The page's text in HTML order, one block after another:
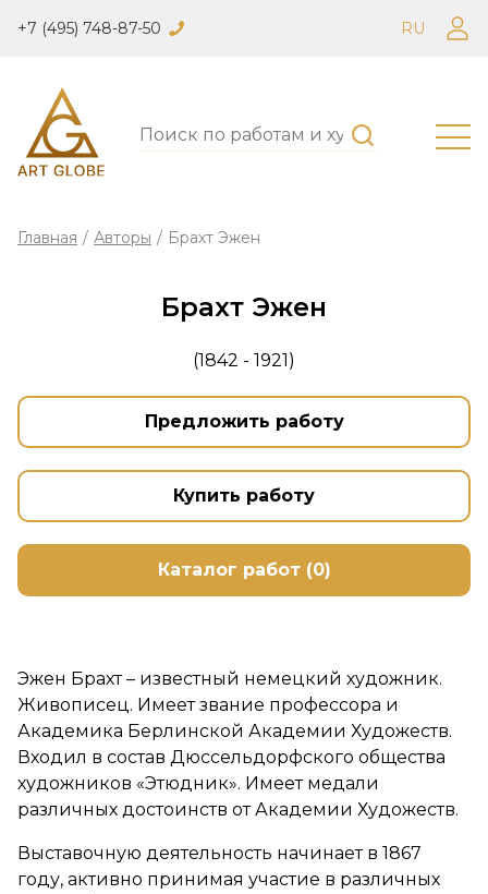
+7 (495) 748-87-50 RU
Главная / Авторы / Брахт Эжен
Брахт Эжен
(1842 - 1921)
Предложить работу
Купить работу
Каталог работ (0)
Эжен Брахт – известный немецкий художник.
Живописец. Имеет звание профессора и
Академика Берлинской Академии Художеств.
Входил в состав Дюссельдорфского общества
художников «Этюдник». Имеет медали
различных достоинств от Академии Художеств.
Выставочную деятельность начинает в 1867
году, активно принимая участие в различных